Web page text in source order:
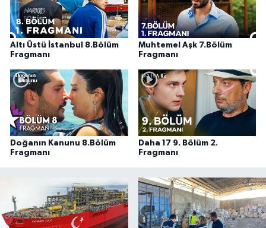
Altı Üstü İstanbul 8.Bölüm
Fragmanı
Muhtemel Aşk 7.Bölüm
Fragmanı
Doğanın Kanunu 8.Bölüm
Fragmanı
Daha 17 9. Bölüm 2.
Fragmanı